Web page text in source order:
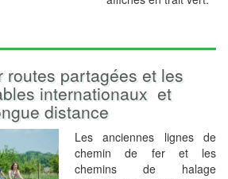
routes partagées et les
internationaux et
distance
Les anciennes lignes de
chemin de fer et les
chemins de halage